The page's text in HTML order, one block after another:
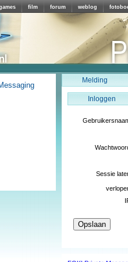
film forum weblog
Melding
Inloggen
Sessie